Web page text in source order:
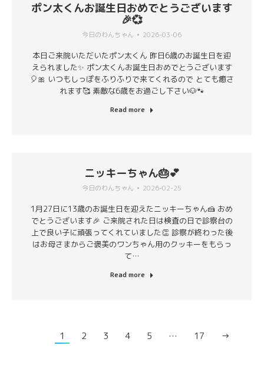
ポン太くんお誕生日おめでとうございます
🎉💞
今日のわんちゃん 2026-03-06
本日ご来院いただいたポン太くん 昨日6歳のお誕生日を迎
えられました✨ ポン太くんお誕生日おめでとうございます
🎈🎀 いつもしっぽをふりふりで来てくれるので とても癒さ
れます🥰 素敵な6歳をお過ごし下さい🐶🐾
Read more
ニッキーちゃん🎂💕
今日のわんちゃん 2026-02-25
1月27日に13歳のお誕生日を迎えたニッキーちゃん🍰 おめ
でとうございます🎉 ご来院された日は検査の日で診察台の
上で良い子に頑張ってくれていました👏 診察が終わった後
はお母さまからご褒美のワンちゃん用のクッキーをもらっ
て…
Read more
1 2 3 4 5 … 17 →